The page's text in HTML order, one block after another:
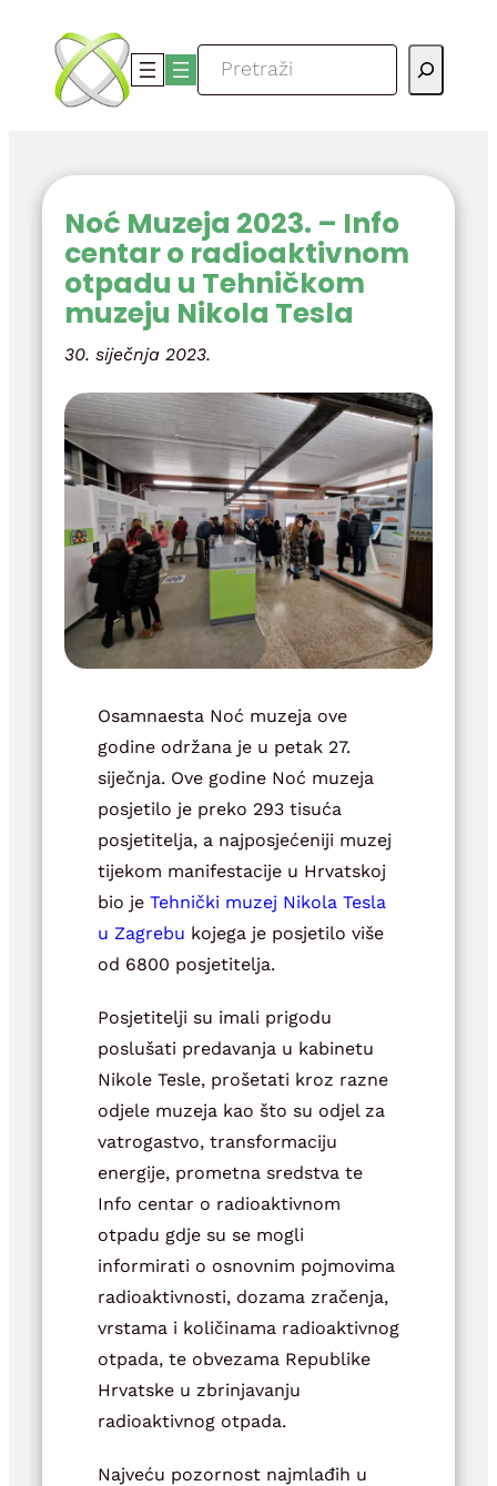
sadržaja
Pretraga
Noć Muzeja 2023. – Info
centar o radioaktivnom
otpadu u Tehničkom
muzeju Nikola Tesla
30. siječnja 2023.
Osamnaesta Noć muzeja ove
godine održana je u petak 27.
siječnja. Ove godine Noć muzeja
posjetilo je preko 293 tisuća
posjetitelja, a najposjećeniji muzej
tijekom manifestacije u Hrvatskoj
bio je Tehnički muzej Nikola Tesla
u Zagrebu kojega je posjetilo više
od 6800 posjetitelja.
Posjetitelji su imali prigodu
poslušati predavanja u kabinetu
Nikole Tesle, prošetati kroz razne
odjele muzeja kao što su odjel za
vatrogastvo, transformaciju
energije, prometna sredstva te
Info centar o radioaktivnom
otpadu gdje su se mogli
informirati o osnovnim pojmovima
radioaktivnosti, dozama zračenja,
vrstama i količinama radioaktivnog
otpada, te obvezama Republike
Hrvatske u zbrinjavanju
radioaktivnog otpada.
Najveću pozornost najmlađih u